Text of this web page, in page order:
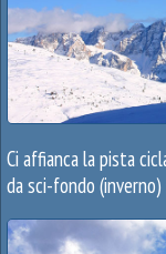
Ci affianca la pista
da sci-fondo